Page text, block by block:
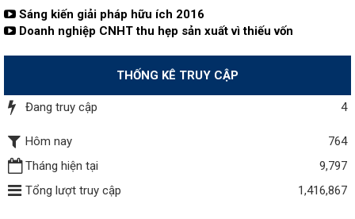
Sáng kiến giải pháp hữu ích 2016
Doanh nghiệp CNHT thu hẹp sản xuất vì thiếu vốn
THỐNG KÊ TRUY CẬP
Đang truy cập 4
Hôm nay
764
Tháng hiện tại
9,797
Tổng lượt truy cập
1,416,867